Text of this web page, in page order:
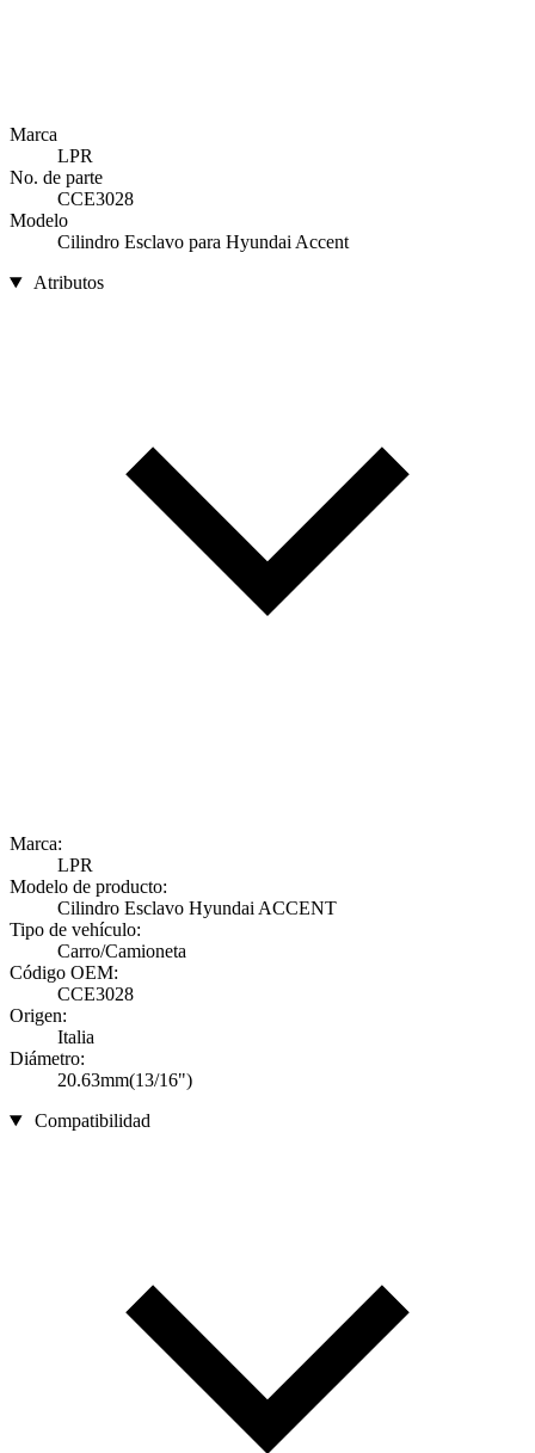
Marca
LPR
No. de parte
CCE3028
Modelo
Cilindro Esclavo para Hyundai Accent
Atributos
Marca:
LPR
Modelo de producto:
Cilindro Esclavo Hyundai ACCENT
Tipo de vehículo:
Carro/Camioneta
Código OEM:
CCE3028
Origen:
Italia
Diámetro:
20.63mm(13/16")
Compatibilidad